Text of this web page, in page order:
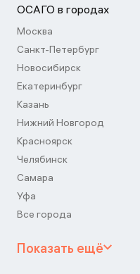
ОСАГО в городах
Москва
Санкт-Петербург
Новосибирск
Екатеринбург
Казань
Нижний Новгород
Красноярск
Челябинск
Самара
Уфа
Все города
Показать ещё